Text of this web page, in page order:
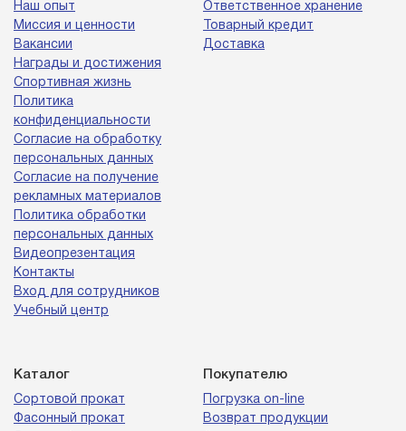
Наш опыт
Миссия и ценности
Вакансии
Награды и достижения
Спортивная жизнь
Политика
конфиденциальности
Согласие на обработку
персональных данных
Согласие на получение
рекламных материалов
Политика обработки
персональных данных
Видеопрезентация
Контакты
Вход для сотрудников
Учебный центр
Ответственное хранение
Товарный кредит
Доставка
Каталог
Сортовой прокат
Фасонный прокат
Покупателю
Погрузка on-line
Возврат продукции